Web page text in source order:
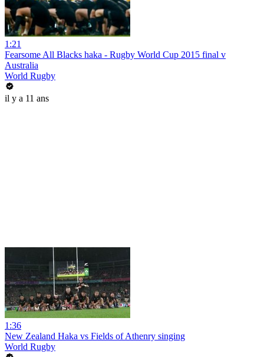
1:21
Fearsome All Blacks haka - Rugby World Cup 2015 final v
Australia
World Rugby
il y a 11 ans
1:36
New Zealand Haka vs Fields of Athenry singing
World Rugby